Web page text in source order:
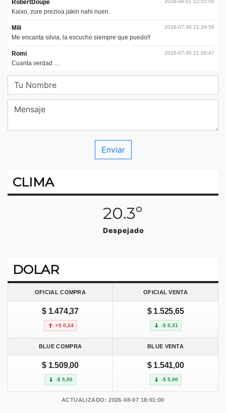
CLIMA
20.3º
Despejado
DOLAR
OFICIAL COMPRA OFICIAL VENTA
$ 1.474,37
+$ 0,24
$ 1.525,65
-$ 0,31
BLUE COMPRA BLUE VENTA
$ 1.509,00
-$ 5,00
$ 1.541,00
-$ 5,00
ACTUALIZADO: 2026-08-07 18:01:00